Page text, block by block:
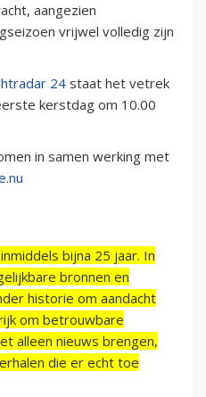
aangezien
vrijwel volledig zijn
24staat het vetrek
kerstdag om 10.00
in samen werking met
bijna 25 jaar. In
bronnen en
historie om aandacht
om betrouwbare
alleen nieuws brengen,
die er echt toe